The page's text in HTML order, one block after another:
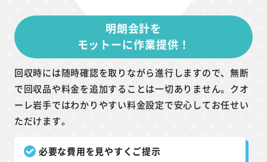
明朗会計を
モットーに作業提供！
回収時には随時確認を取りながら進行しますので、無断
で回収品や料金を追加することは一切ありません。クオ
ーレ岩手ではわかりやすい料金設定で安心してお任せい
ただけます。
必要な費用を見やすくご提示